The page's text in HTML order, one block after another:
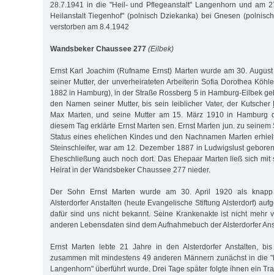
28.7.1941 in die "Heil- und Pflegeanstalt" Langenhorn und am
Heilanstalt Tiegenhof" (polnisch Dziekanka) bei Gnesen
verstorben am 8.4.1942
Wandsbeker Chaussee 277 (Eilbek)
Ernst Karl Joachim (Rufname Ernst) Marten wurde am 30.
seiner Mutter, der unverheirateten Arbeiterin Sofia Dorothea
1882 in Hamburg), in der Straße Rossberg 5 in Hamburg-Eilbek
den Namen seiner Mutter, bis sein leiblicher Vater, der Kutscher
Max Marten, und seine Mutter am 15. März 1910 in Hamburg
diesem Tag erklärte Ernst Marten sen. Ernst Marten jun. zu
Status eines ehelichen Kindes und den Nachnamen Marten
Steinschleifer, war am 12. Dezember 1887 in Ludwigslust
Eheschließung auch noch dort. Das Ehepaar Marten ließ sich
Heirat in der Wandsbeker Chaussee 277 nieder.
Der Sohn Ernst Marten wurde am 30. April 1920 als
Alsterdorfer Anstalten (heute Evangelische Stiftung Alsterdorf)
dafür sind uns nicht bekannt. Seine Krankenakte ist nicht mehr
anderen Lebensdaten sind dem Aufnahmebuch der Alsterdorfer
Ernst Marten lebte 21 Jahre in den Alsterdorfer Anstalten,
zusammen mit mindestens 49 anderen Männern zunächst in die
Langenhorn" überführt wurde. Drei Tage später folgte ihnen ein